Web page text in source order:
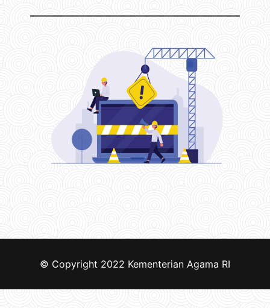
© Copyright 2022 Kementerian Agama RI